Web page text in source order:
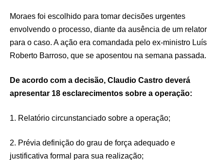
Moraes foi escolhido para tomar decisões urgentes
envolvendo o processo, diante da ausência de um relator
para o caso. A ação era comandada pelo ex-ministro Luís
Roberto Barroso, que se aposentou na semana passada.
De acordo com a decisão, Claudio Castro deverá
apresentar 18 esclarecimentos sobre a operação:
1. Relatório circunstanciado sobre a operação;
2. Prévia definição do grau de força adequado e
justificativa formal para sua realização;